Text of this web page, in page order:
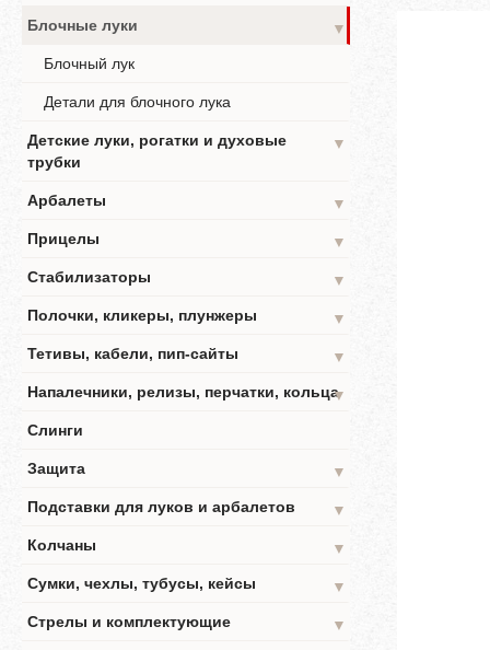
Блочные луки
▼
Блочный лук
Детали для блочного лука
Детские луки, рогатки и духовые
трубки
▼
Арбалеты
▼
Прицелы
▼
Стабилизаторы
▼
Полочки, кликеры, плунжеры
▼
Тетивы, кабели, пип-сайты
▼
Напалечники, релизы, перчатки, кольца▼
Слинги
Защита
▼
Подставки для луков и арбалетов
▼
Колчаны
▼
Сумки, чехлы, тубусы, кейсы
▼
Стрелы и комплектующие
▼